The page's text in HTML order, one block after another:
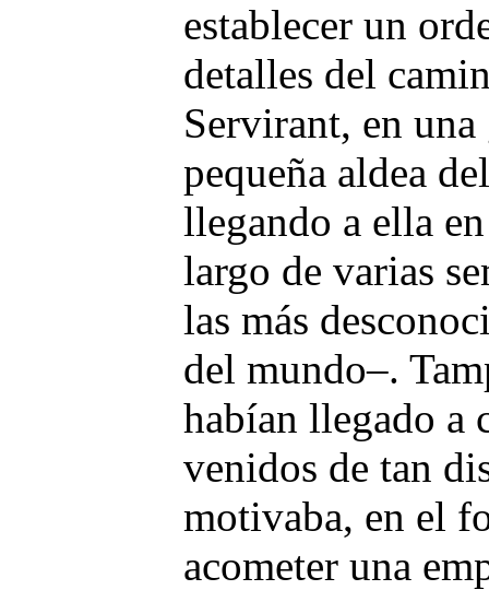
establecer un
detalles del
Servirant, en una
pequeña aldea
llegando a ella
largo de varias
las más
del mundo–.
habían llegado a
venidos de tan
motivaba, en el
acometer una